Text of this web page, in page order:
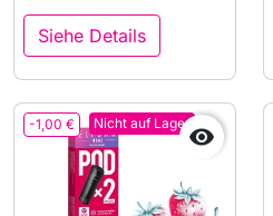
Siehe Details
-1,00 € Nicht auf Lager
